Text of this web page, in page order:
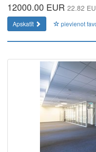
12000.00 EUR 22.82
Apskatīt pievienot